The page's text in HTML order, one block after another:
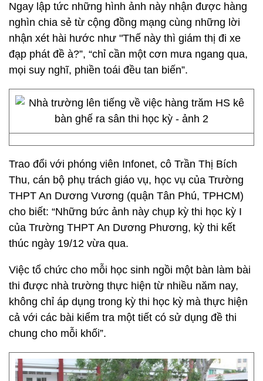
Ngay lập tức những hình ảnh này nhận được hàng
nghìn chia sẻ từ cộng đồng mạng cùng những lời
nhận xét hài hước như "Thế này thì giám thị đi xe
đạp phát đề à?”, “chỉ cần một cơn mưa ngang qua,
mọi suy nghĩ, phiền toái đều tan biến”.
Trao đổi với phóng viên Infonet, cô Trần Thị Bích
Thu, cán bộ phụ trách giáo vụ, học vụ của Trường
THPT An Dương Vương (quận Tân Phú, TPHCM)
cho biết: “Những bức ảnh này chụp kỳ thi học kỳ I
của Trường THPT An Dương Phương, kỳ thi kết
thúc ngày 19/12 vừa qua.
Việc tổ chức cho mỗi học sinh ngồi một bàn làm bài
thi được nhà trường thực hiện từ nhiều năm nay,
không chỉ áp dụng trong kỳ thi học kỳ mà thực hiện
cả với các bài kiểm tra một tiết có sử dụng đề thi
chung cho mỗi khối”.